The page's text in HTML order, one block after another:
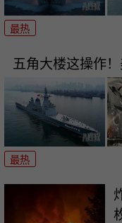
最热
五角大楼这操作
最热